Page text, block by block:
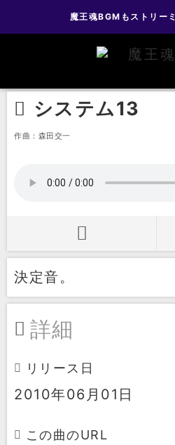
魔王魂ファ
魔王魂BGMもストリー
システム13
作曲：森田交一
決定音。
詳細
リリース日
2010年06月01日
この曲のURL